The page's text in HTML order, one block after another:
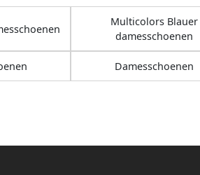
Multicolors Blauer
damesschoenen
Damesschoenen